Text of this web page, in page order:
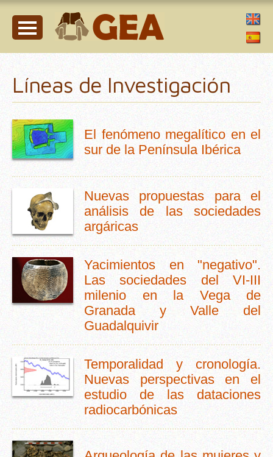
Líneas de Investigación
El fenómeno megalítico en el
sur de la Península Ibérica
Nuevas propuestas para el
análisis de las sociedades
argáricas
Yacimientos en "negativo".
Las sociedades del VI-III
milenio en la Vega de
Granada y Valle del
Guadalquivir
Temporalidad y cronología.
Nuevas perspectivas en el
estudio de las dataciones
radiocarbónicas